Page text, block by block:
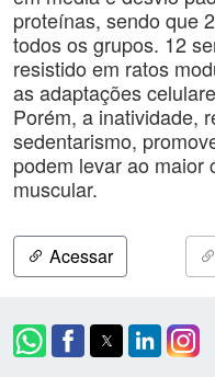
proteínas, sendo que
todos os grupos. 12
resistido em ratos
as adaptações
Porém, a inatividade,
sedentarismo,
podem levar ao maior
muscular.
Acessar